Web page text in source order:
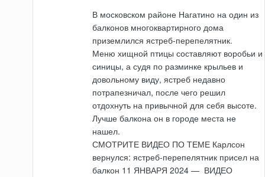
В московском районе Нагатино на один из
балконов многоквартирного дома
приземлился ястреб-перепелятник.
Меню хищной птицы составляют воробьи и
синицы, а судя по разминке крыльев и
довольному виду, ястреб недавно
потрапезничал, после чего решил
отдохнуть на привычной для себя высоте.
Лучше балкона он в городе места не
нашел.
СМОТРИТЕ ВИДЕО ПО ТЕМЕ Карлсон
вернулся: ястреб-перепелятник присел на
балкон 11 ЯНВАРЯ 2024 — ВИДЕО